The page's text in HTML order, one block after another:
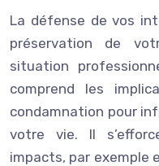
La défense de vos
préservation de
situation
comprend les
condamnation pour
votre vie. Il
impacts, par exemple